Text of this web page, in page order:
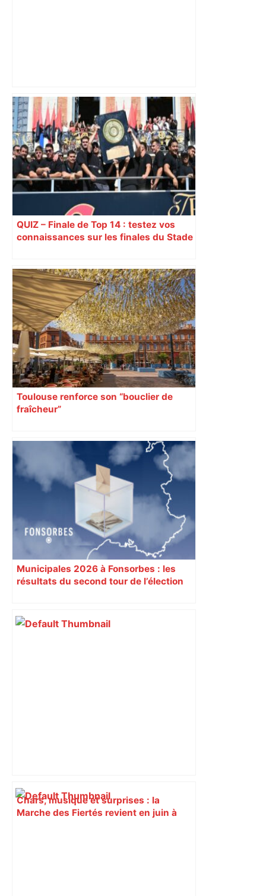
DIRECT. Toulouse – Montpellier : suivez
le match – Linternaute.com
QUIZ – Finale de Top 14 : testez vos
connaissances sur les finales du Stade
Toulouse renforce son “bouclier de
fraîcheur”
Municipales 2026 à Fonsorbes : les
résultats du second tour de l’élection
Chars, musique et surprises : la
Marche des Fiertés revient en juin à